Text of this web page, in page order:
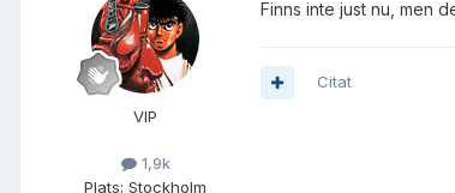
VIP
1,9k
Plats: Stockholm
Finns inte just nu, men
Citat